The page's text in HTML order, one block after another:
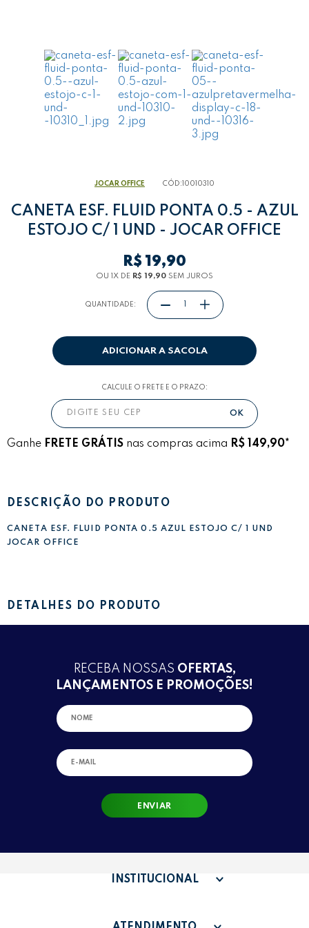
JOCAR OFFICE CÓD: 10010310
CANETA ESF. FLUID PONTA 0.5 - AZUL
ESTOJO C/ 1 UND - JOCAR OFFICE
R$ 19,90
OU 1X DE R$ 19,90 SEM JUROS
QUANTIDADE:
ADICIONAR A SACOLA
CALCULE O FRETE E O PRAZO:
Ganhe FRETE GRÁTIS nas compras acima R$ 149,90*
DESCRIÇÃO DO PRODUTO
CANETA ESF. FLUID PONTA 0.5 AZUL ESTOJO C/ 1 UND
JOCAR OFFICE
DETALHES DO PRODUTO
RECEBA NOSSAS OFERTAS,
LANÇAMENTOS E PROMOÇÕES!
ENVIAR
INSTITUCIONAL
QUEM SOMOS